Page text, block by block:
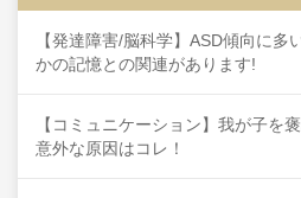
【発達障害/脳科学】ASD傾向に多
かの記憶との関連があります!
【コミュニケーション】我が子を
意外な原因はコレ！